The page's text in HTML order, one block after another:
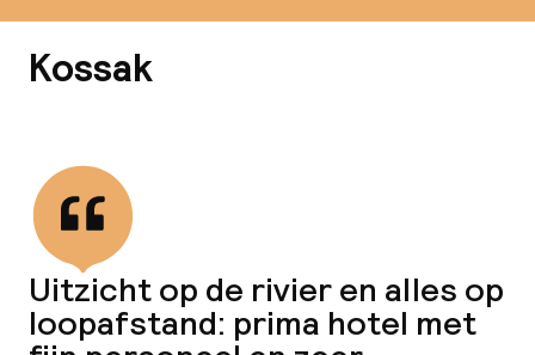
Kossak
Uitzicht op de rivier en alles op
loopafstand: prima hotel met